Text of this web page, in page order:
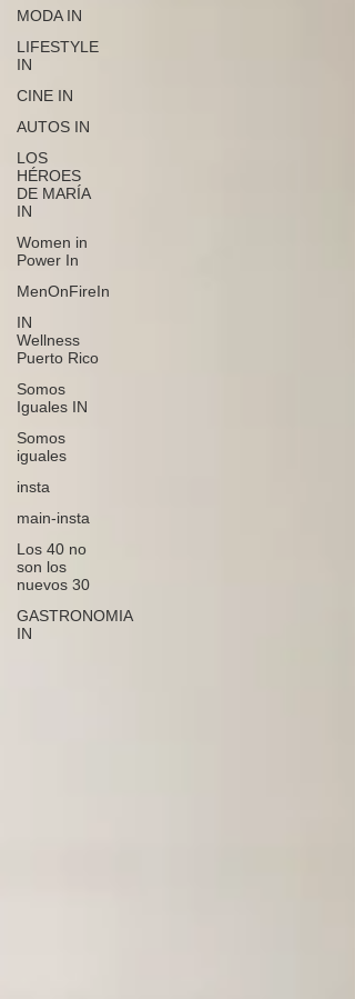
MODA IN
LIFESTYLE
IN
CINE IN
AUTOS IN
LOS
HÉROES
DE MARÍA
IN
Women in
Power In
MenOnFireIn
IN
Wellness
Puerto Rico
Somos
Iguales IN
Somos
iguales
insta
main-insta
Los 40 no
son los
nuevos 30
GASTRONOMIA
IN